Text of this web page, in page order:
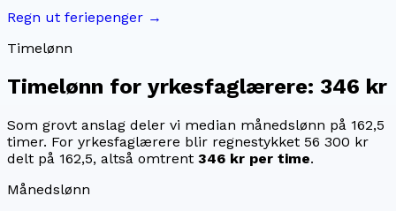
Regn ut feriepenger →
Timelønn
Timelønn for yrkesfaglærere: 346 kr
Som grovt anslag deler vi median månedslønn på 162,5
timer. For yrkesfaglærere blir regnestykket 56 300 kr
delt på 162,5, altså omtrent 346 kr per time.
Månedslønn